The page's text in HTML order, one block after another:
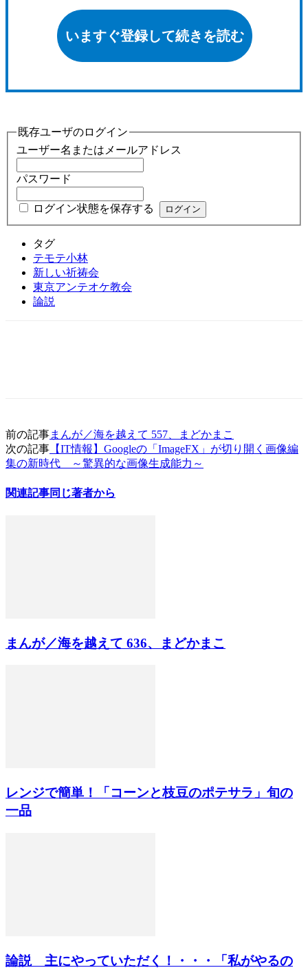
いますぐ登録して続きを読む
既存ユーザのログイン
ユーザー名またはメールアドレス
パスワード
ログイン状態を保存する
タグ
テモテ小林
新しい祈祷会
東京アンテオケ教会
論説
前の記事まんが／海を越えて 557、まどかまこ
次の記事 【IT情報】Googleの「ImageFX」が切り開く画像編
集の新時代 ～驚異的な画像生成能力～
関連記事同じ著者から
まんが／海を越えて 636、まどかまこ
レンジで簡単！「コーンと枝豆のポテサラ」旬の
一品
論説 主にやっていただく！・・・「私がやるの